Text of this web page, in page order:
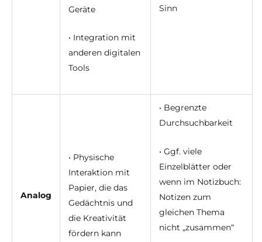
Geräte
• Integration mit
anderen digitalen
Tools
Sinn
Analog
• Physische
Interaktion mit
Papier, die das
Gedächtnis und
die Kreativität
fördern kann
• Begrenzte
Durchsuchbarkeit
• Ggf. viele
Einzelblätter oder
wenn im Notizbuch:
Notizen zum
gleichen Thema
nicht „zusammen“